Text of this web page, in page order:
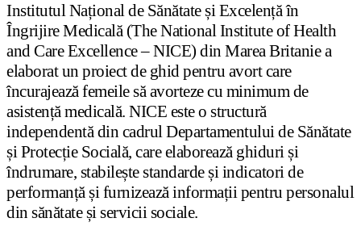
Institutul Național de Sănătate și Excelență în
Îngrijire Medicală (The National Institute of Health
and Care Excellence – NICE) din Marea Britanie a
elaborat un proiect de ghid pentru avort care
încurajează femeile să avorteze cu minimum de
asistență medicală. NICE este o structură
independentă din cadrul Departamentului de Sănătate
și Protecție Socială, care elaborează ghiduri și
îndrumare, stabilește standarde și indicatori de
performanță și furnizează informații pentru personalul
din sănătate și servicii sociale.